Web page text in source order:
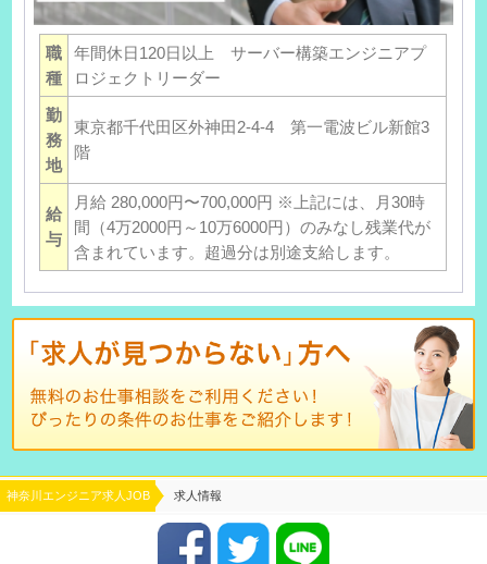
職
種
年間休日120日以上 サーバー構築エンジニアプ
ロジェクトリーダー
勤
務
地
東京都千代田区外神田2-4-4 第一電波ビル新館3
階
給
与
月給 280,000円〜700,000円 ※上記には、月30時
間（4万2000円～10万6000円）のみなし残業代が
含まれています。超過分は別途支給します。
神奈川エンジニア求人JOB 求人情報